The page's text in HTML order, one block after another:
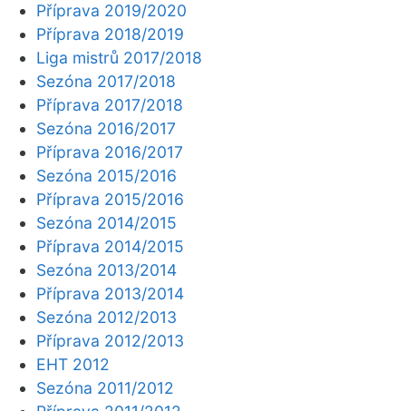
Příprava 2019/2020
Příprava 2018/2019
Liga mistrů 2017/2018
Sezóna 2017/2018
Příprava 2017/2018
Sezóna 2016/2017
Příprava 2016/2017
Sezóna 2015/2016
Příprava 2015/2016
Sezóna 2014/2015
Příprava 2014/2015
Sezóna 2013/2014
Příprava 2013/2014
Sezóna 2012/2013
Příprava 2012/2013
EHT 2012
Sezóna 2011/2012